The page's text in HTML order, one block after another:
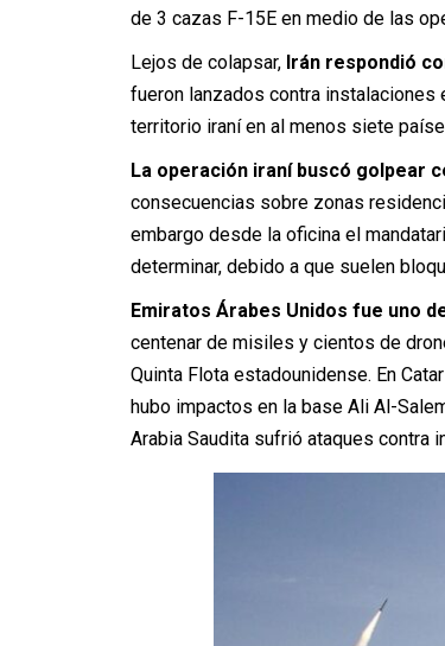
de 3 cazas F-15E en medio de las
Lejos de colapsar,Irán respondió
fueron lanzados contra
territorio iraní en al menos siete
La operación iraní buscó golpear
consecuencias sobre zonas
embargo desde la oficina el
determinar, debido a que suelen
Emiratos Árabes Unidos fue uno
centenar de misiles y cientos de
Quinta Flota estadounidense. En
hubo impactos en la base Ali Al-
Arabia Saudita sufrió ataques contra